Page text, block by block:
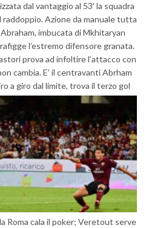
dal vantaggio al 53′ la squadra
Azione da manuale tutta
imbucata di Mkhitaryan
l’estremo difensore granata.
prova ad infoltire l’attacco con
cambia. E’ il centravanti Abrham
a giro dal limite, trova il terzo gol
Roma cala il poker; Veretout serve